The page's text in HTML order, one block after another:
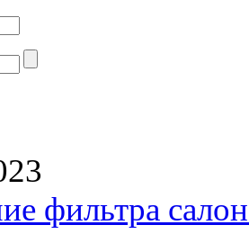
фильтра